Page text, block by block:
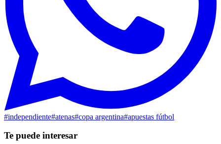
#independiente#atenas#copa argentina#apuestas fútbol
Te puede interesar